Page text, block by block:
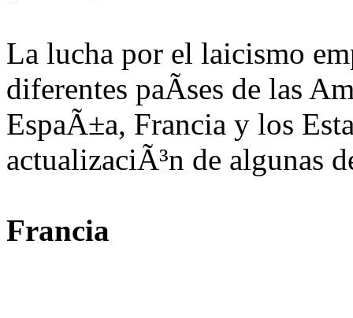
La lucha por el laicismo
diferentes paÃ­ses de las
EspaÃ±a, Francia y los
actualizaciÃ³n de algunas
Francia